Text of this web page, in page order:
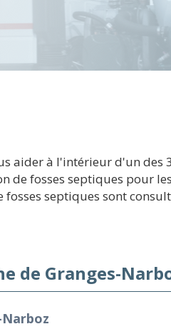
aider à l'intérieur d'un
fosses septiques pour
septiques sont
de Granges-